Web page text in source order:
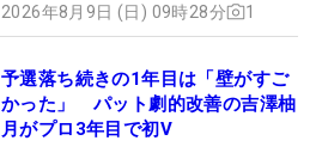
2026年8月9日 (日) 09時28分 1
予選落ち続きの1年目は「壁がすご
かった」 パット劇的改善の吉澤柚
月がプロ3年目で初V